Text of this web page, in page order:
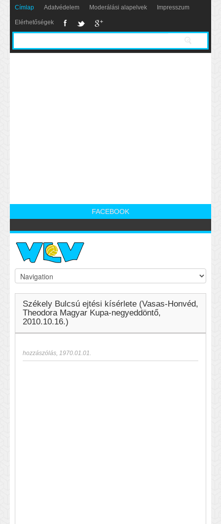
Címlap Adatvédelem Moderálási alapelvek Impresszum
Elérhetőségek
FACEBOOK
Székely Bulcsú ejtési kísérlete (Vasas-Honvéd,
Theodora Magyar Kupa-negyeddöntő,
2010.10.16.)
hozzászólás, 1970.01.01.